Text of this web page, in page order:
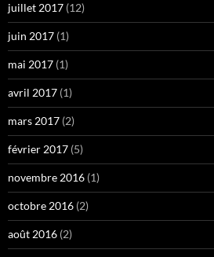
juillet 2017 (12)
juin 2017 (1)
mai 2017 (1)
avril 2017 (1)
mars 2017 (2)
février 2017 (5)
novembre 2016 (1)
octobre 2016 (2)
août 2016 (2)